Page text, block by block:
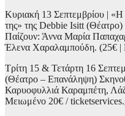
Κυριακή 13 Σεπτεμβρίου | «Η
της» της Debbie Isitt
Παίζουν: Άννα Μαρία
Έλενα Χαραλαμπούδη. (25€ |
Τρίτη 15 & Τετάρτη 16
(Θέατρο – Επανάληψη)
Καρυοφυλλιά Καραμπέτη,
Μειωμένο 20€ /